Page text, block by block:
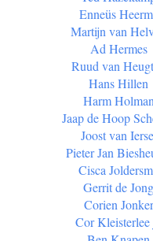
Enneüs
Martijn van
Ad Hermes
Ruud van
Hans Hillen
Harm Holman
Jaap de Hoop
Joost van
Pieter Jan
Cisca
Gerrit de Jong
Corien Jonker
Cor Kleisterlee